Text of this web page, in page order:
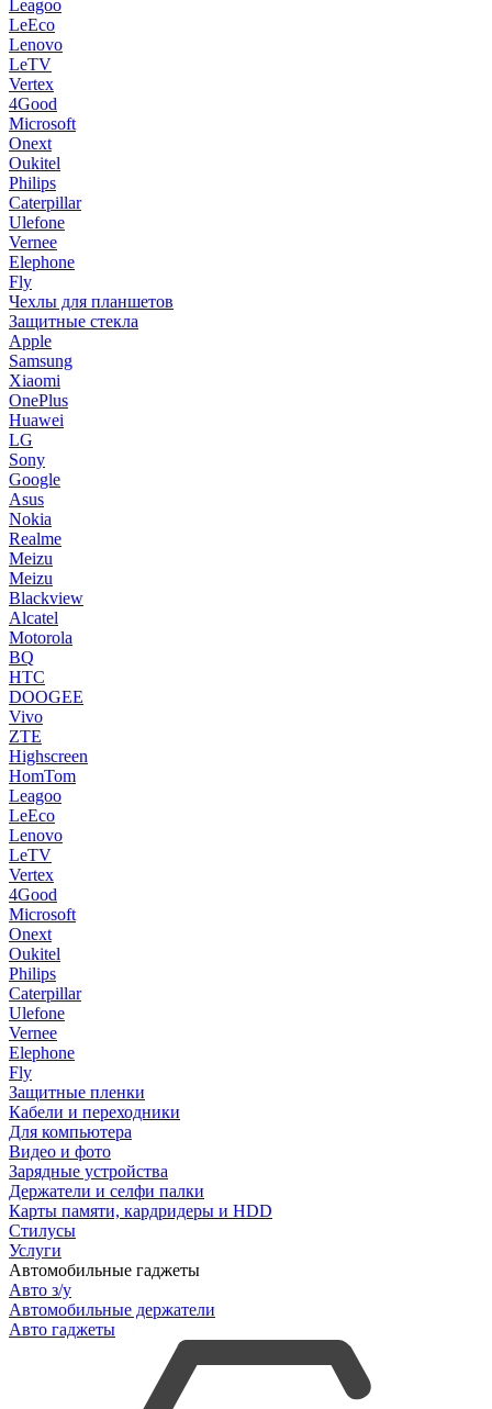
Leagoo
LeEco
Lenovo
LeTV
Vertex
4Good
Microsoft
Onext
Oukitel
Philips
Caterpillar
Ulefone
Vernee
Elephone
Fly
Чехлы для планшетов
Защитные стекла
Apple
Samsung
Xiaomi
OnePlus
Huawei
LG
Sony
Google
Asus
Nokia
Realme
Meizu
Meizu
Blackview
Alcatel
Motorola
BQ
HTC
DOOGEE
Vivo
ZTE
Highscreen
HomTom
Leagoo
LeEco
Lenovo
LeTV
Vertex
4Good
Microsoft
Onext
Oukitel
Philips
Caterpillar
Ulefone
Vernee
Elephone
Fly
Защитные пленки
Кабели и переходники
Для компьютера
Видео и фото
Зарядные устройства
Держатели и селфи палки
Карты памяти, кардридеры и HDD
Стилусы
Услуги
Автомобильные гаджеты
Авто з/у
Автомобильные держатели
Авто гаджеты